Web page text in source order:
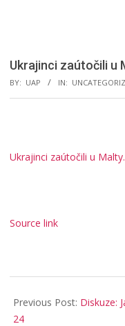
Ukrajinci zaútočili u
BY: UAP IN:
Ukrajinci zaútočili u
Source link
03-
04
Previous Post: Diskuze:
24